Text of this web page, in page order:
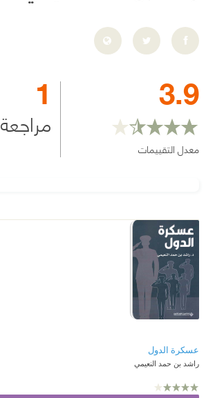
3.9
معدل التقييمات
1
مراجعة
راشد بن حمد النعيمي